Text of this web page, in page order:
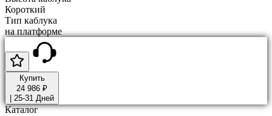
Короткий
Тип каблука
на платформе
Купить
24 986 ₽
25-31 Дней
Каталог